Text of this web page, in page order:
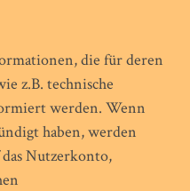
die für deren
z.B. technische
werden. Wenn
haben, werden
Nutzerkonto,